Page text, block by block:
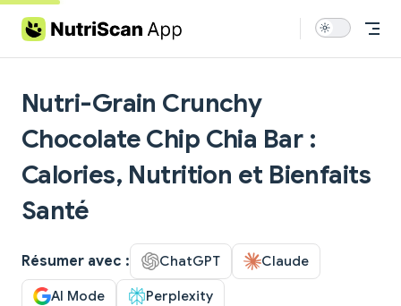
Skip to content
Nutri-Grain Crunchy
Chocolate Chip Chia Bar :
Calories, Nutrition et Bienfaits
Santé
Résumer avec : ChatGPT Claude
AI Mode Perplexity